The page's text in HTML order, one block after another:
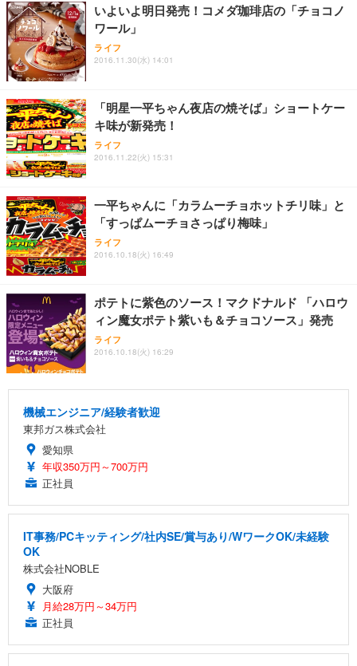
いよいよ明日発売！コメダ珈琲店の「チョコノ
ワール」
ライフ
2016.11.30(水) 14:01
「明星一平ちゃん夜店の焼そば」ショートケー
キ味が新発売！
ライフ
2016.11.22(火) 15:31
一平ちゃんに「カラムーチョホットチリ味」と
「すっぱムーチョさっぱり梅味」
ライフ
2016.10.18(火) 16:49
ポテトに紫色のソース！マクドナルド 「ハロウ
ィン魔女ポテト紫いも＆チョコソース」発売
ライフ
2016.10.18(火) 16:29
機械エンジニア/経験者歓迎
東邦ガス株式会社
愛知県
年収350万円～700万円
正社員
IT事務/PCキッティング/社内SE/賞与あり/WワークOK/未経験
OK
株式会社NOBLE
大阪府
月給28万円～34万円
正社員